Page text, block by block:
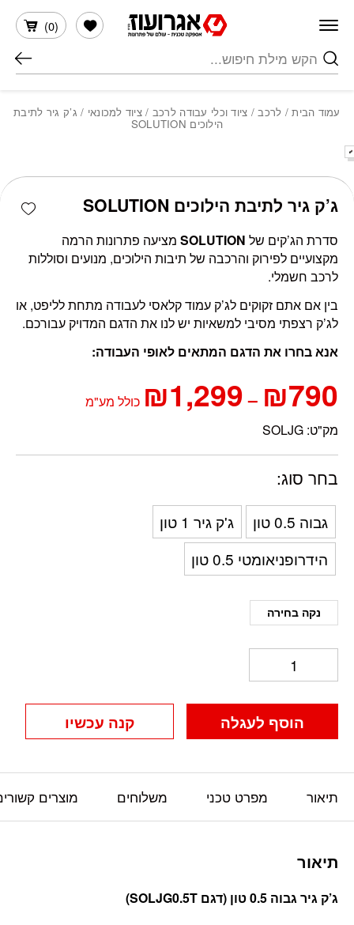
חיפוש
(
0
)
הרשימה שלי
עמוד הבית/ לרכב/ ציוד וכלי עבודה לרכב / ציוד למכונאי / ג’ק גיר לתיבת
הילוכים SOLUTION
ג’ק גיר לתיבת הילוכים SOLUTION
₪790
–
₪1,299
מחירים:
כולל מע"מ
סדרת הג’קים של SOLUTIONמציעה פתרונות הרמה
מקצועיים לפירוק והרכבה של תיבות הילוכים, מנועים וסוללות
לרכב חשמלי.
בין אם אתם זקוקים לג’ק עמוד קלאסי לעבודה מתחת לליפט, או
לג’ק רצפתי מסיבי למשאיות יש לנו את הדגם המדויק עבורכם.
אנא בחרו את הדגם המתאים לאופי העבודה:
מק"ט: SOLJG
בחר סוג
גבוה 0.5 טון
ג'ק גיר 1 טון
הידרופניאומטי 0.5 טון
כמות ג'ק גיר לתיבת הילוכים SOLUTION
הוסף לעגלה קנה עכשיו
תיאור מפרט טכני משלוחים מוצרים
תיאור
ג’ק גיר גבוה 0.5 טון (דגם SOLJG0.5T)